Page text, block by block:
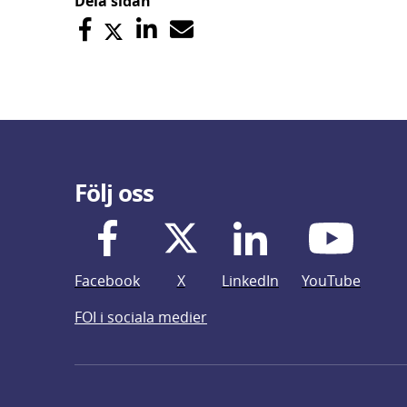
Följ oss
Facebook X LinkedIn
YouTube
FOI i sociala medier